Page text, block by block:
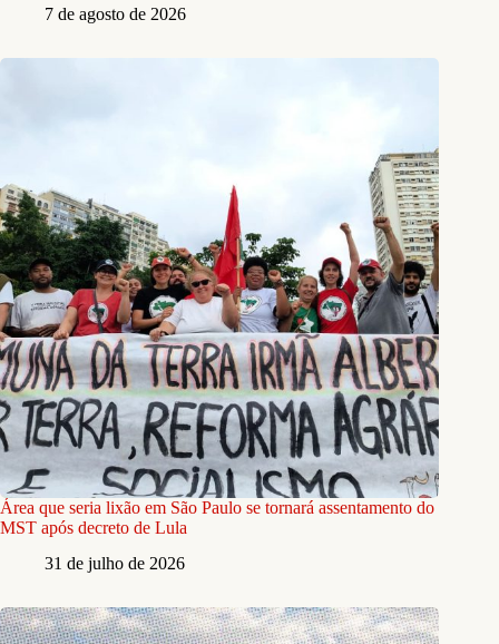
7 de agosto de 2026
Área que seria lixão em São Paulo se tornará assentamento do
MST após decreto de Lula
31 de julho de 2026